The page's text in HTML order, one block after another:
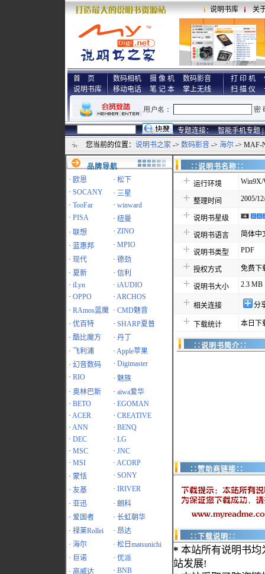
说明书库 关
首 页
说明书库
数码相机 摄 像 机
数码影音
移动电话
笔 记 本 掌上无线
打 印 机
扫 描 仪
专题连接： 智能手机专题 |
您当前的位置： 说明书之家 -> 数码影音 -> 海尔 -> MAF-
品牌导航
· 欧恩 · 松下
· SOCANY · 三星
· TooFar · winward
· PISA · 纽曼
· 联想 · ZINO
· 蓝惠邦 · MPIO
· 现代 · 德劲
· 夏新 · 信利
· iLyn · iAUDIO
· OPPO · ARCHOS
· RAmos蓝魔 · CMD魅音
· 优百特 · SHARP夏普
· 酷比魔方 · 丹丁
·
飞利浦 · Apple苹果
· 幻音数码 · Digimaster
· RIO · 魅族
· 奥林巴斯 · aiwa爱华
· BETO · EGOMAN
· ACER · CREATIVE
· ANN · BENQ
· DEC · LG
· MSC · JNC
· MSI · ACORP
· 蒙恬 · SONY
· 友基 · IRIVER
· 亚迅 · 朗科
· 爱国者 · 长虹朝华
· 禄莱Rollei · 昂达
· 海尔 · 松日matsunichi
· 巨诺 · 优派
· 高威达 · BNB
∷说明书名
运行环境 Win9X/
整理时间 2005/
说明书星级
说明书语言 简体中
说明书类型 PDF
授权方式 免费下
说明书大小 2.3 MB
相关连接 分
下载统计 本日下
∷说明书简介∷
∷赞助商链接∷
∷下载说明∷
* 本站所有说明书均
站发展!